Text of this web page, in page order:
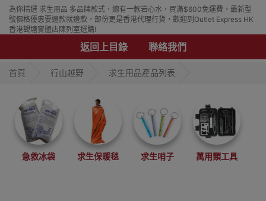
為你精選 求生用品 多品牌款式，總有一款岩心水，買滿$600免運費，最新型
號價格優惠要邊款就邊款，部份更是香港代理行貨，歡迎到Outlet Express HK
香港觀塘實體店陳列室選購!
返回上目錄 聯絡我們
首頁 行山越野 求生用品產品列表
急救冰袋 求生保暖毯 求生哨子 萬用類工具